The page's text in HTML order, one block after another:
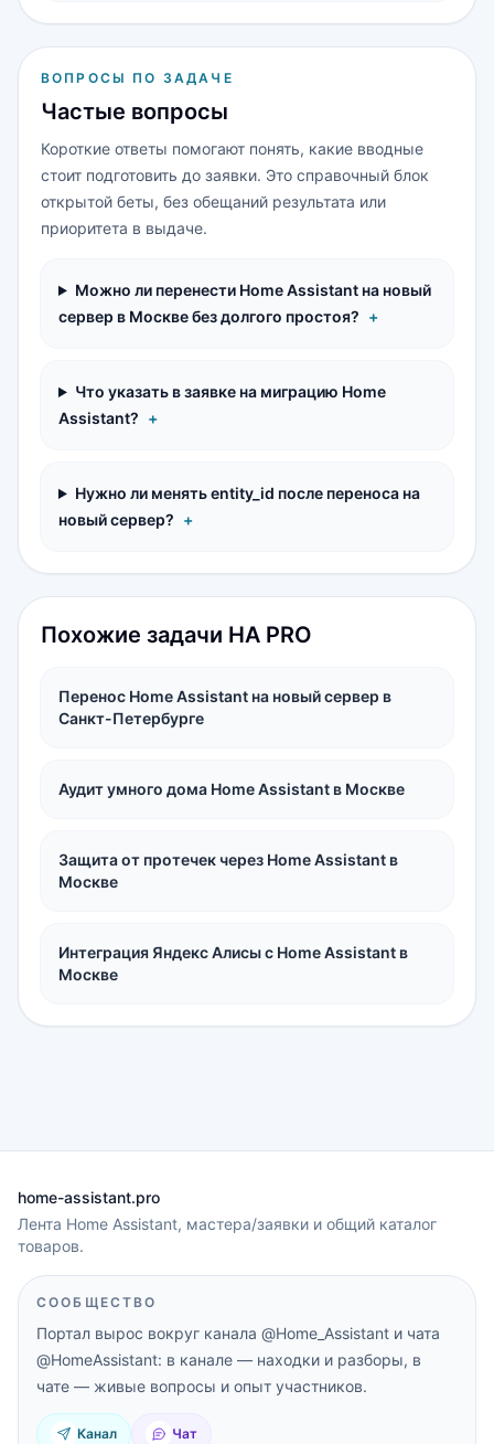
ВОПРОСЫ ПО ЗАДАЧЕ
Частые вопросы
Короткие ответы помогают понять, какие вводные
стоит подготовить до заявки. Это справочный блок
открытой беты, без обещаний результата или
приоритета в выдаче.
Можно ли перенести Home Assistant на новый
сервер в Москве без долгого простоя? +
Что указать в заявке на миграцию Home
Assistant? +
Нужно ли менять entity_id после переноса на
новый сервер? +
Похожие задачи HA PRO
Перенос Home Assistant на новый сервер в
Санкт-Петербурге
Аудит умного дома Home Assistant в Москве
Защита от протечек через Home Assistant в
Москве
Интеграция Яндекс Алисы с Home Assistant в
Москве
home-assistant.pro
Лента Home Assistant, мастера/заявки и общий каталог
товаров.
СООБЩЕСТВО
Портал вырос вокруг канала @Home_Assistant и чата
@HomeAssistant: в канале — находки и разборы, в
чате — живые вопросы и опыт участников.
Канал Чат